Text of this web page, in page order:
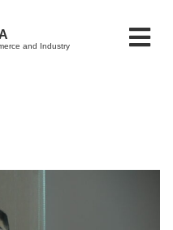
and Industry